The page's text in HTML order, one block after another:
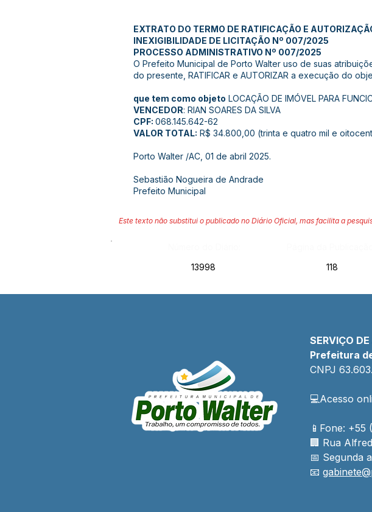
EXTRATO DO TERMO DE RATIFICAÇÃO E
INEXIGIBILIDADE DE LICITAÇÃO Nº 007/2025
PROCESSO ADMINISTRATIVO Nº 007/2025
O Prefeito Municipal de Porto Walter uso de suas
do presente, RATIFICAR e AUTORIZAR a execução do
que tem como objeto LOCAÇÃO DE IMÓVEL PARA
VENCEDOR: RIAN SOARES DA SILVA
CPF: 068.145.642-62
VALOR TOTAL: R$ 34.800,00 (trinta e quatro mil e
Porto Walter /AC, 01 de abril 2025.
Sebastião Nogueira de Andrade
Prefeito Municipal
Este texto não substitui o publicado no Diário Oficial, mas facilita a
13998
118
SERVIÇO
Prefeitura
CNPJ
💻Acesso
📱Fone:
🏢 Rua
📅 Segunda
📧 gabinete@